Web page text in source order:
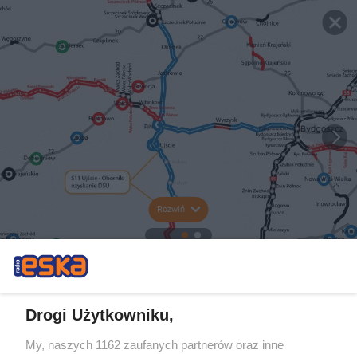
Rozwiń
Drogi Użytkowniku,
My, naszych 1162 zaufanych partnerów oraz inne